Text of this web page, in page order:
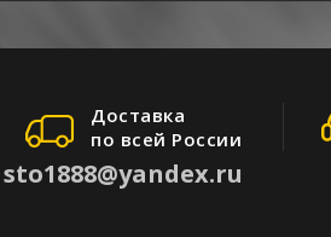
Доставка
по всей России
sto1888@yandex.ru